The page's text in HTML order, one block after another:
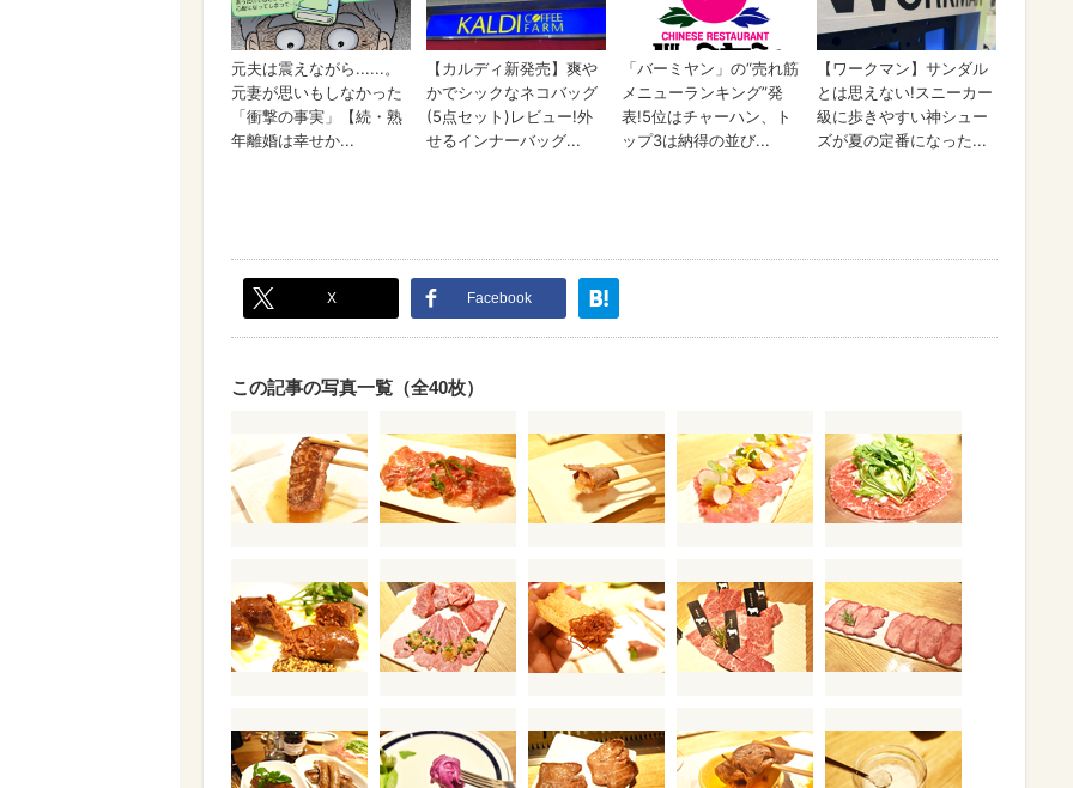
X Facebook
この記事の写真一覧（全40枚）